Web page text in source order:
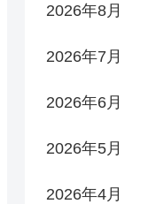
2026年8月
2026年7月
2026年6月
2026年5月
2026年4月